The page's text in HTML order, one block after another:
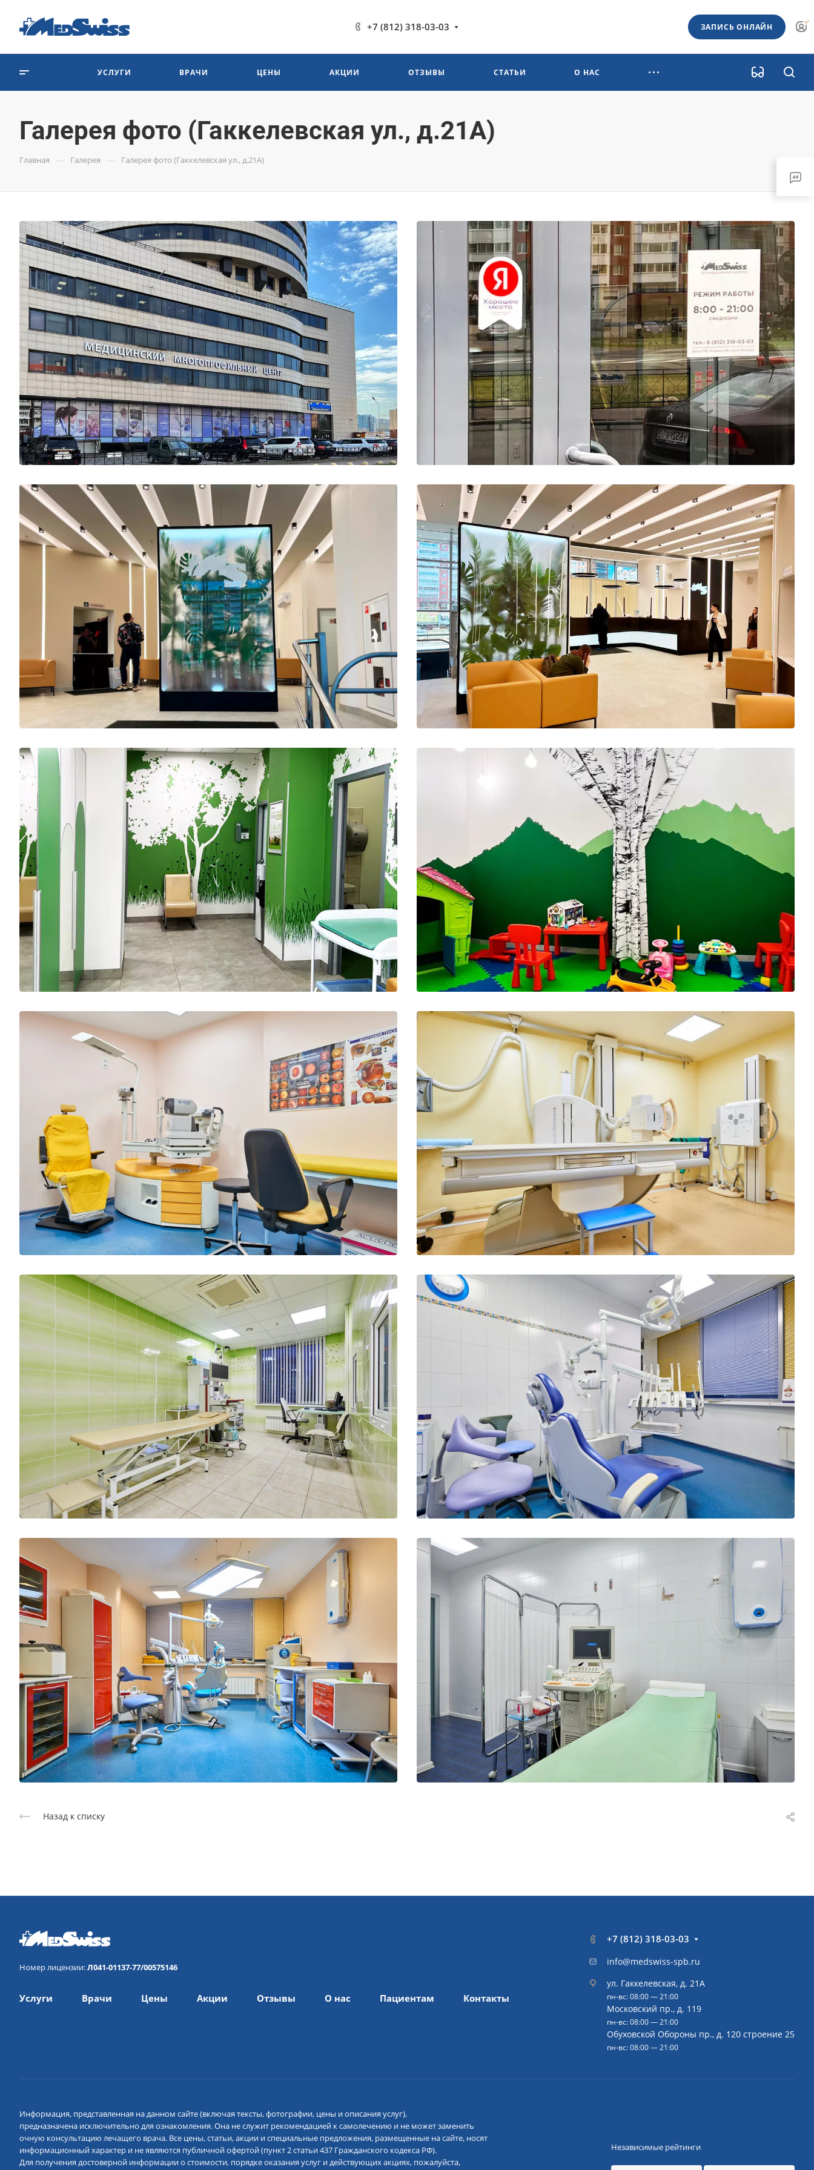
+7 (812) 318-03-03 ЗАПИСЬ ОНЛАЙН
УСЛУГИ ВРАЧИ ЦЕНЫ АКЦИИ ОТЗЫВЫ СТАТЬИ О НАС
Галерея фото (Гаккелевская ул., д.21А)
Главная — Галерея — Галерея фото (Гаккелевская ул., д.21А)
Назад к списку
Номер лицензии:Л041-01137-77/00575146
Услуги Врачи Цены Акции Отзывы О нас Пациентам Контакты
+7 (812) 318-03-03
info@medswiss-spb.ru
ул. Гаккелевская, д. 21А
пн-вс: 08:00 — 21:00
Московский пр., д. 119
пн-вс: 08:00 — 21:00
Обуховской Обороны пр., д. 120 строение 25
пн-вс: 08:00 — 21:00
Информация, представленная на данном сайте (включая тексты, фотографии, цены и описания услуг),
предназначена исключительно для ознакомления. Она не служит рекомендацией к самолечению и не может заменить
очную консультацию лечащего врача. Все цены, статьи, акции и специальные предложения, размещенные на сайте, носят
информационный характер и не являются публичной офертой (пункт 2 статьи 437 Гражданского кодекса РФ).
Для получения достоверной информации о стоимости, порядке оказания услуг и действующих акциях, пожалуйста,
Независимые рейтинги